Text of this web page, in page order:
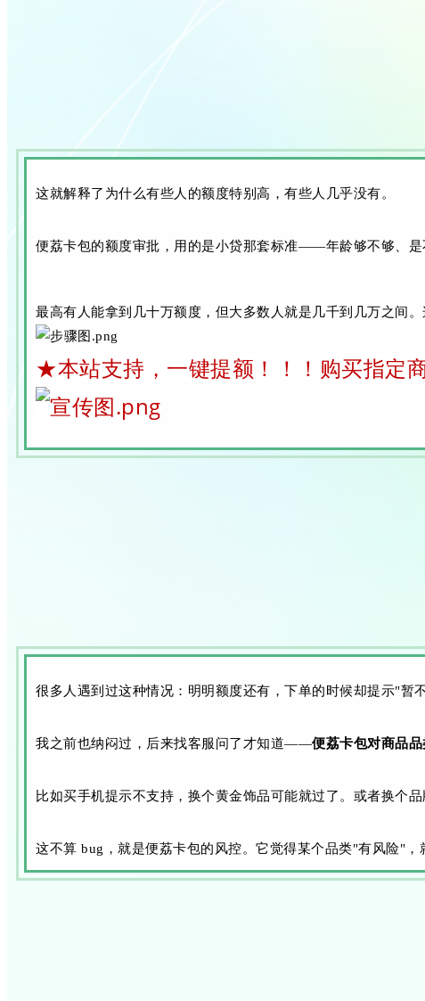
这就解释了为什么有些人的额度特别高，有些人几乎没有。
便荔卡包的额度审批，用的是小贷那套标准——年龄够不够、
最高有人能拿到几十万额度，但大多数人就是几千到几万之间
★本站支持，一键提额！！！ 购买指定
很多人遇到过这种情况：明明额度还有，下单的时候却提示"暂
我之前也纳闷过，后来找客服问了才知道——便荔卡包对商品品
比如买手机提示不支持，换个黄金饰品可能就过了。或者换个
这不算 bug，就是便荔卡包的风控。它觉得某个品类"有风险"，